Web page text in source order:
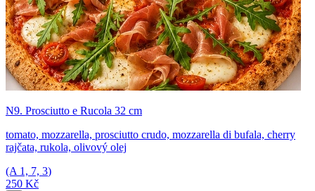
N9. Prosciutto e Rucola 32 cm
tomato, mozzarella, prosciutto crudo, mozzarella di bufala, cherry
rajčata, rukola, olivový olej
(A 1, 7, 3)
250 Kč